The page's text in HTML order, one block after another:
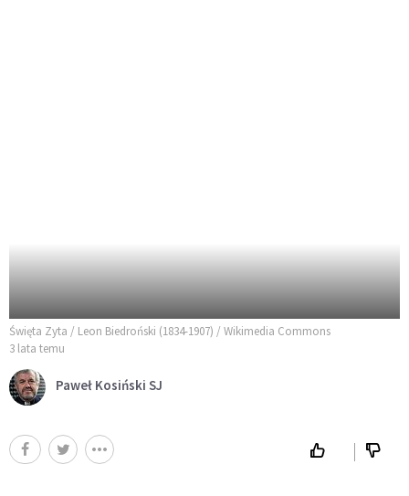
Święta Zyta / Leon Biedroński (1834-1907) / Wikimedia Commons
3 lata temu
Paweł Kosiński SJ